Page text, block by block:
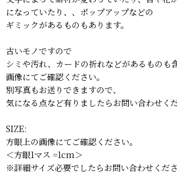
になっていたり、、ポップアップなどの
ギミックがあるものもあります。
古いモノですので
シミや汚れ、カードの折れなどがあるものも
画像にてご確認ください。
別写真もお送りできますので、
気になる点など有りましたらお問い合わせくだ
SIZE:
方眼上の画像にてご確認ください。
＜方眼1マス =1cm＞
※詳細サイズ必要でしたらお問い合わせくださ